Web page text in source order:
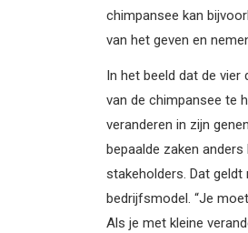
chimpansee kan
van het geven en
In het beeld dat de
van de chimpansee te
veranderen in zijn
bepaalde zaken
stakeholders. Dat
bedrijfsmodel. “Je
Als je met kleine